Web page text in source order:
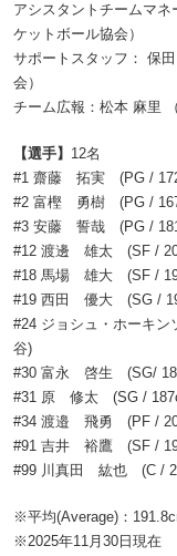
アシスタントチームマ
ケットボール協会）
サポートスタッフ： 保
会）
チーム広報：松本 麻里
【選手】 12名
#1 齋藤 拓実 (PG /
#2 富樫 勇樹 (PG /
#3 安藤 誓哉 (PG /
#12 渡邊 雄太 (SF /
#18 馬場 雄大 (SF /
#19 西田 優大 (SG /
#24 ジョシュ・ホーキ
谷)
#30 富永 啓生 (SG/
#31 原 修太 (SG /
#34 渡邉 飛勇 (PF /
#91 吉井 裕鷹 (SF /
#99 川真田 紘也 (C /
※平均(Average)：
※2025年11月30日現在